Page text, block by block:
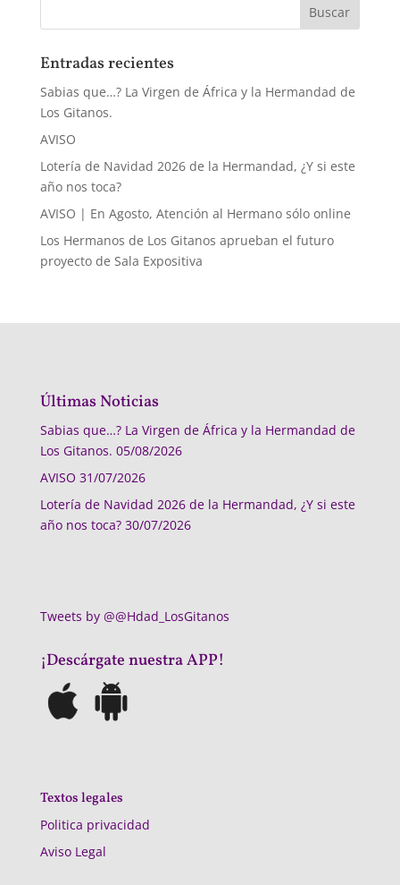
Entradas recientes
Sabias que…? La Virgen de África y la Hermandad de
Los Gitanos.
AVISO
Lotería de Navidad 2026 de la Hermandad, ¿Y si este
año nos toca?
AVISO | En Agosto, Atención al Hermano sólo online
Los Hermanos de Los Gitanos aprueban el futuro
proyecto de Sala Expositiva
Últimas Noticias
Sabias que…? La Virgen de África y la Hermandad de
Los Gitanos. 05/08/2026
AVISO 31/07/2026
Lotería de Navidad 2026 de la Hermandad, ¿Y si este
año nos toca? 30/07/2026
Tweets by @@Hdad_LosGitanos
¡Descárgate nuestra APP!
Textos legales
Politica privacidad
Aviso Legal